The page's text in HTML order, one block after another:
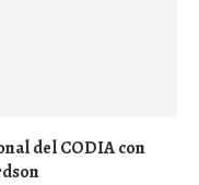
del CODIA con